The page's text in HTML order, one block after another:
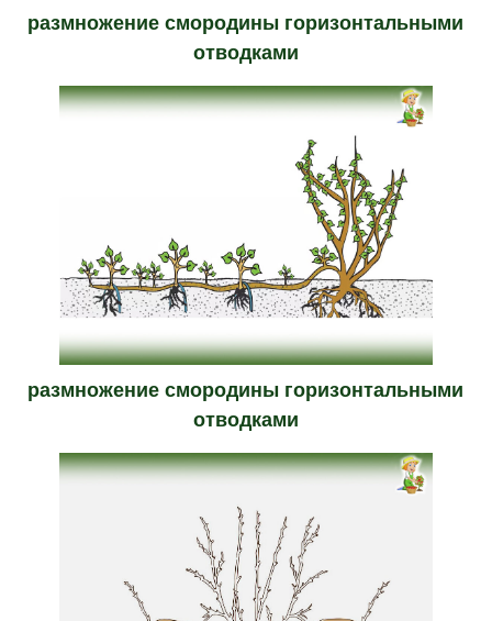
размножение смородины горизонтальными
отводками
размножение смородины горизонтальными
отводками